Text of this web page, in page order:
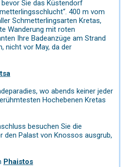
Sie das Küstendorf
400 m vom
Schmetterlingsarten Kretas,
Wanderung mit roten
Ihre Badeanzüge am Strand
nicht vor May, da der
wo abends keiner jeder
Hochebenen Kretas
besuchen Sie die
den Palast von Knossos ausgrub,
Phaistos